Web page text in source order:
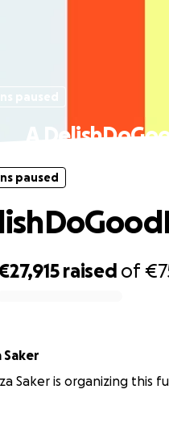
paused
A
raised of
paused
Saker
Saker is organizing this